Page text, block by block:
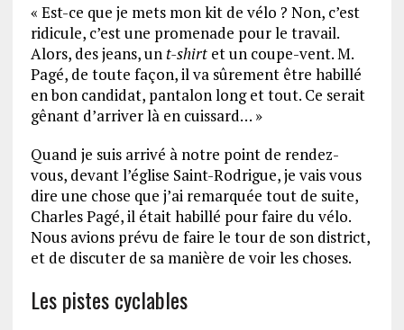
« Est-ce que je mets mon kit de vélo ? Non, c’est
ridicule, c’est une promenade pour le travail.
Alors, des jeans, un t-shirtet un coupe-vent. M.
Pagé, de toute façon, il va sûrement être habillé
en bon candidat, pantalon long et tout. Ce serait
gênant d’arriver là en cuissard… »
Quand je suis arrivé à notre point de rendez-
vous, devant l’église Saint-Rodrigue, je vais vous
dire une chose que j’ai remarquée tout de suite,
Charles Pagé, il était habillé pour faire du vélo.
Nous avions prévu de faire le tour de son district,
et de discuter de sa manière de voir les choses.
Les pistes cyclables